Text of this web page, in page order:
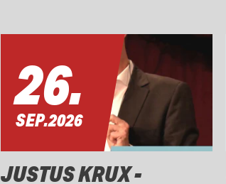
26.
SEP.2026
JUSTUS KRUX -